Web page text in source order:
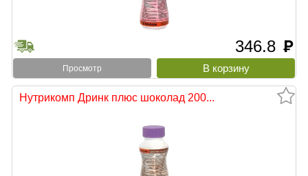
346.8 руб
Просмотр
Нутрикомп Дринк плюс шоколад 200...